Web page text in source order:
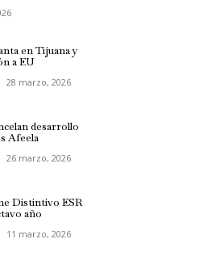
en Tijuana y
a EU
28 marzo, 2026
desarrollo
Afeela
26 marzo, 2026
Distintivo ESR
año
11 marzo, 2026